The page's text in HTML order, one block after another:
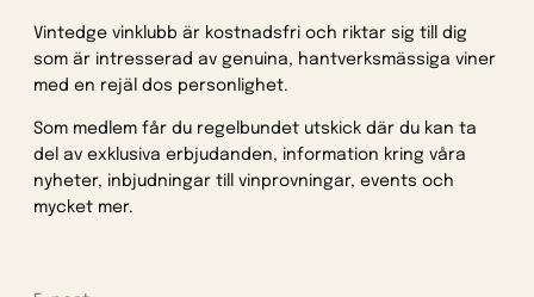
Vintedge vinklubb är kostnadsfri och riktar sig till dig
som är intresserad av genuina, hantverksmässiga viner
med en rejäl dos personlighet.
Som medlem får du regelbundet utskick där du kan ta
del av exklusiva erbjudanden, information kring våra
nyheter, inbjudningar till vinprovningar, events och
mycket mer.